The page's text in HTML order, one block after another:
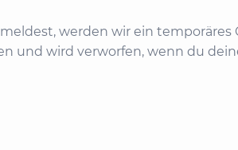
werden wir ein
und wird verworfen, wenn du